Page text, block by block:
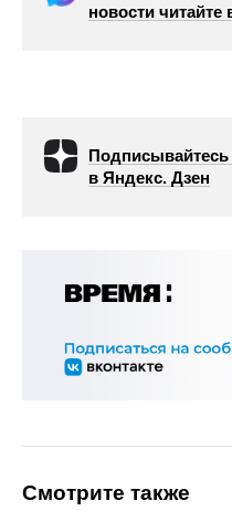
новости
в Яндекс. Дзен
Смотрите также